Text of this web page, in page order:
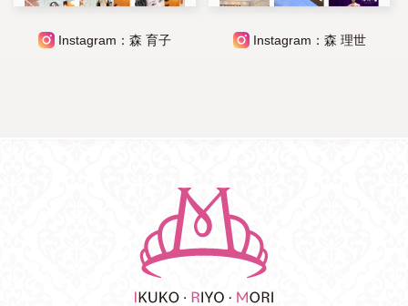
Instagram：森 育子 Instagram：森 理世